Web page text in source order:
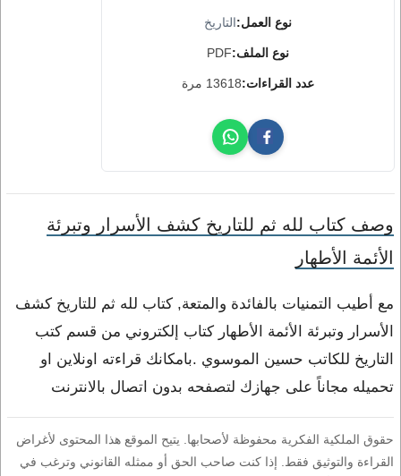
نوع العمل:التاريخ
نوع الملف:PDF
عدد القراءات:13618 مرة
وصف كتاب لله ثم للتاريخ كشف الأسرار وتبرئة
الأئمة الأطهار
مع أطيب التمنيات بالفائدة والمتعة, كتاب لله ثم للتاريخ كشف
الأسرار وتبرئة الأئمة الأطهار كتاب إلكتروني من قسم كتب
التاريخ للكاتب حسين الموسوي .بامكانك قراءته اونلاين او
تحميله مجاناً على جهازك لتصفحه بدون اتصال بالانترنت
حقوق الملكية الفكرية محفوظة لأصحابها. يتيح الموقع هذا المحتوى لأغراض
القراءة والتوثيق فقط. إذا كنت صاحب الحق أو ممثله القانوني وترغب في